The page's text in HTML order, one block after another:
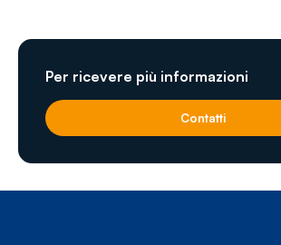
Per ricevere più informazioni
Contatti